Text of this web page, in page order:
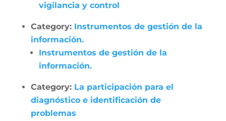
vigilancia y control
Category: Instrumentos de gestión de la
información.
Instrumentos de gestión de la
información.
Category: La participación para el
diagnóstico e identificación de
problemas